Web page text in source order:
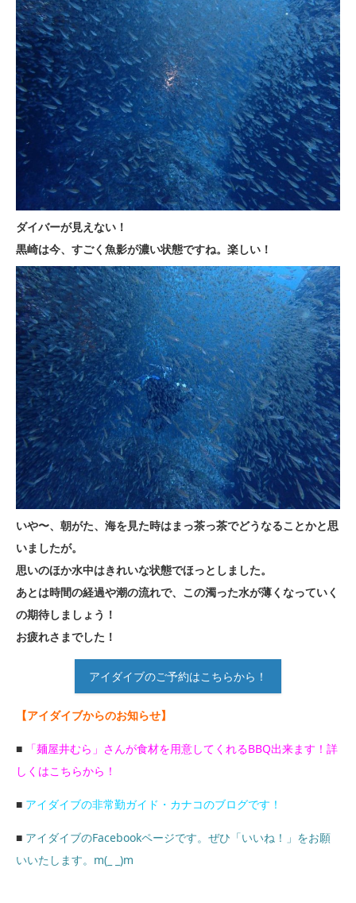
ダイバーが見えない！
黒崎は今、すごく魚影が濃い状態ですね。楽しい！
いや〜、朝がた、海を見た時はまっ茶っ茶でどうなることかと思
いましたが。
思いのほか水中はきれいな状態でほっとしました。
あとは時間の経過や潮の流れで、この濁った水が薄くなっていく
の期待しましょう！
お疲れさまでした！
アイダイブのご予約はこちらから！
【アイダイブからのお知らせ】
■
「麺屋井むら」さんが食材を用意してくれるBBQ出来ます！詳
しくはこちらから！
■ アイダイブの非常勤ガイド・カナコのブログです！
■ アイダイブのFacebookページです。ぜひ「いいね！」をお願
いいたします。m(_ _)m